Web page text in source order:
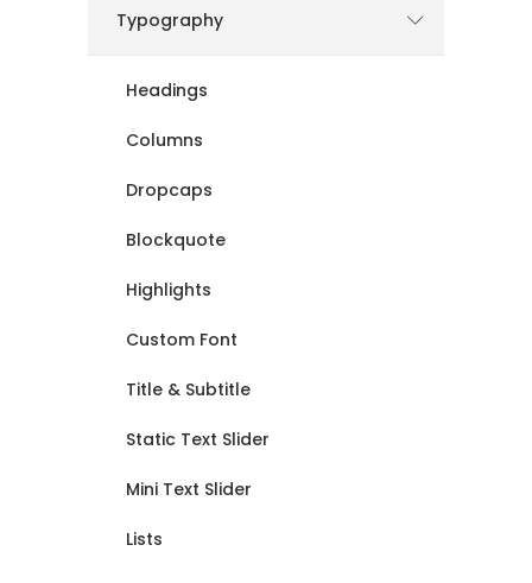
Typography
Headings
Columns
Dropcaps
Blockquote
Highlights
Custom Font
Title & Subtitle
Static Text Slider
Mini Text Slider
Lists